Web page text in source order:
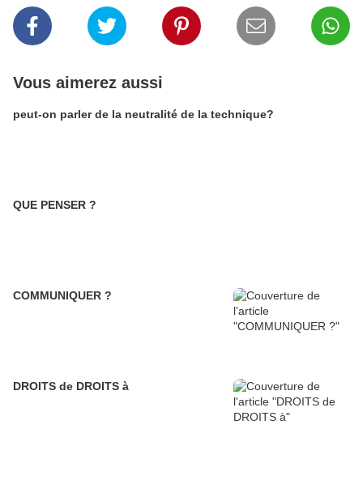
Vous aimerez aussi
peut-on parler de la neutralité de la technique?
QUE PENSER ?
COMMUNIQUER ?
DROITS de DROITS à